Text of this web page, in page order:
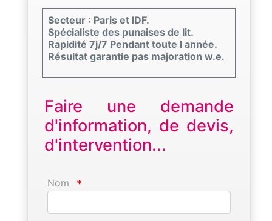
Secteur : Paris et IDF.
Spécialiste des punaises de lit.
Rapidité 7j/7 Pendant toute l année.
Résultat garantie pas majoration w.e.
Faire une demande
d'information, de devis,
d'intervention...
Nom *